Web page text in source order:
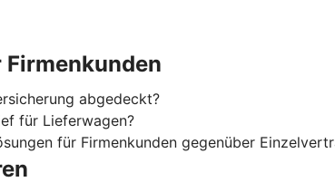
abgedeckt?
für Lieferwagen?
für Firmenkunden gegenüber